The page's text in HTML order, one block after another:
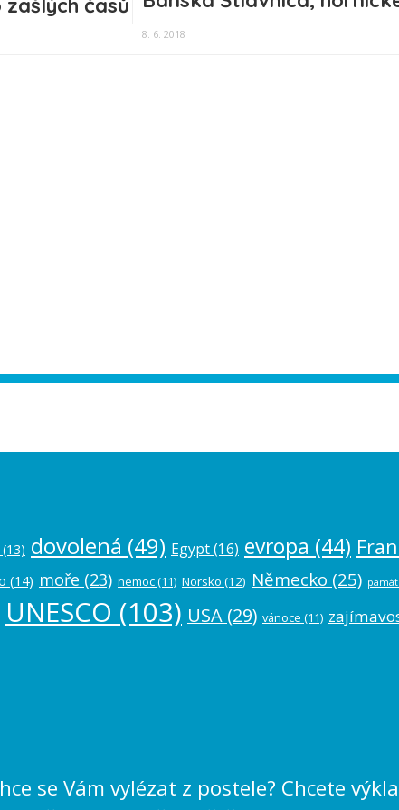
8. 6. 2018
(13) dovolená (49) Egypt(16) evropa (44)
(14) moře (23) nemoc(11) Norsko (12) Německo (25)
UNESCO (103) USA (29) vánoce (11)
se Vám vylézat z postele? Chcete